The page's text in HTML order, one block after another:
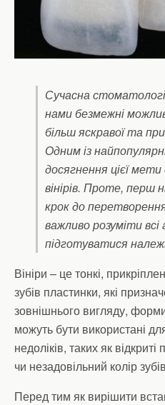
Сучасна
нами безмежні
більш яскравої та
Одним із
досягнення цієї
вінірів. Проте, перш
крок до
важливо розуміти
підготуватися
Вініри – це тонкі,
зубів пластинки, які
зовнішнього вигляду,
можуть бути використані
недоліків, таких як
чи незадовільний колір
Перед тим як вирішити